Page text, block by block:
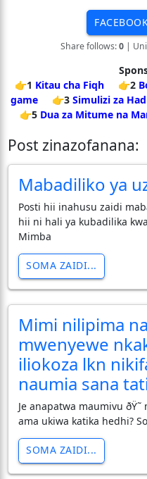
Share follows:0|
👉1 Kitau cha Fiqh 👉2
game
👉3 Simulizi za
👉5 Dua za Mitume na
Post zinazofanana:
Mabadiliko ya
Posti hii inahusu zaidi
hii ni hali ya kubadilika
Mimba
SOMA ZAIDI...
Mimi nilipima
mwenyewe
iliokoza lkn
naumia sana
Je anapatwa maumivu
ama ukiwa katika hedhi?
SOMA ZAIDI...